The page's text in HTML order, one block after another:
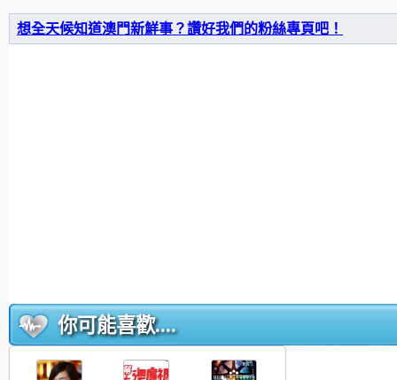
想全天候知道澳門新鮮事？讚好我們的粉絲專頁吧！
你可能喜歡....